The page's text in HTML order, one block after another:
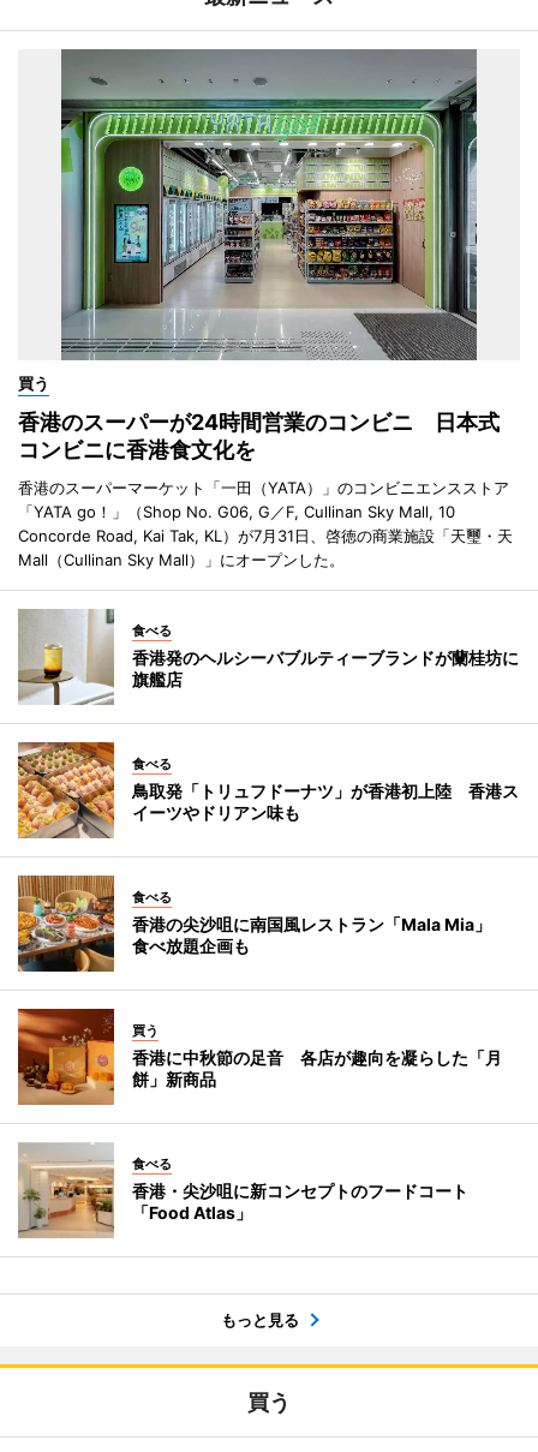
買う
香港のスーパーが24時間営業のコンビニ 日本式
コンビニに香港食文化を
香港のスーパーマーケット「一田（YATA）」のコンビニエンスストア
「YATA go！」（Shop No. G06, G／F, Cullinan Sky Mall, 10
Concorde Road, Kai Tak, KL）が7月31日、啓徳の商業施設「天璽・天
Mall（Cullinan Sky Mall）」にオープンした。
食べる
香港発のヘルシーバブルティーブランドが蘭桂坊に
旗艦店
食べる
鳥取発「トリュフドーナツ」が香港初上陸 香港ス
イーツやドリアン味も
食べる
香港の尖沙咀に南国風レストラン「Mala Mia」
食べ放題企画も
買う
香港に中秋節の足音 各店が趣向を凝らした「月
餅」新商品
食べる
香港・尖沙咀に新コンセプトのフードコート
「Food Atlas」
もっと見る
買う